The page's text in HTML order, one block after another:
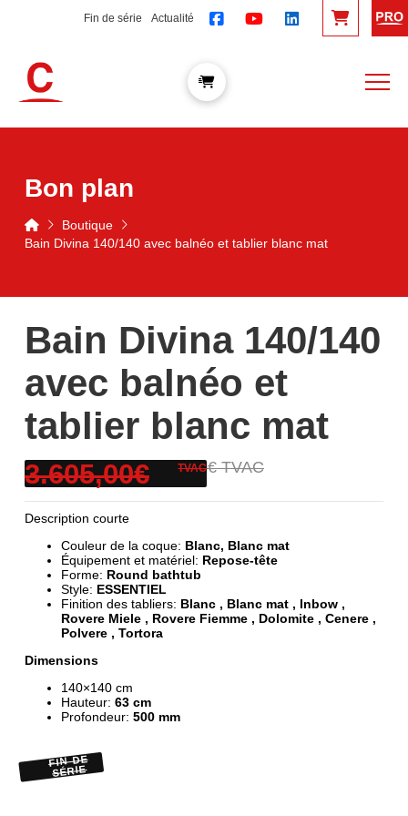
Fin de série Actualité
Bon plan
AccueilBoutique
Bain Divina 140/140 avec balnéo et tablier blanc mat
Bain Divina 140/140
avec balnéo et
tablier blanc mat
3.605,00€ TVAC
5.475,00€ TVAC
Description courte
Couleur de la coque: Blanc, Blanc mat
Équipement et matériel: Repose-tête
Forme: Round bathtub
Style: ESSENTIEL
Finition des tabliers: Blanc , Blanc mat , Inbow ,
Rovere Miele , Rovere Fiemme , Dolomite , Cenere ,
Polvere , Tortora
Dimensions
140×140 cm
Hauteur: 63 cm
Profondeur: 500 mm
FIN DE
SÉRIE